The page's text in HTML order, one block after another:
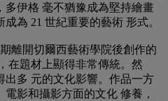
多伊格 毫不猶豫成為堅持繪畫
為 21 世紀重要的藝術 形式。
離開切爾西藝術學院後創作的
在題材上顯得非常傳統。然
出多 元的文化影響。作品一方
影和攝影方面的文化 修養，